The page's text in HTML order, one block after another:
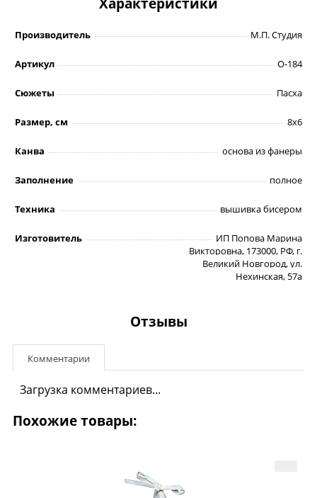
Производитель М.П. Студия
Артикул О-184
Сюжеты Пасха
Размер, см 8х6
Канва основа из фанеры
Заполнение полное
Техника вышивка бисером
Изготовитель
ИП Попова Марина
Викторовна, 173000, РФ, г.
Великий Новгород, ул.
Нехинская, 57а
Отзывы
Комментарии
Загрузка комментариев...
Похожие товары: